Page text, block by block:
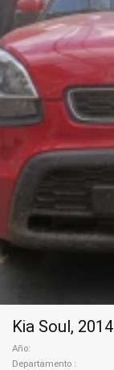
Kia Soul, 2014
Año
Departamento